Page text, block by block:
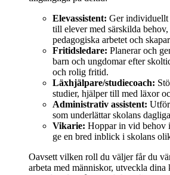
Elevassistent: Ger individuellt
till elever med särskilda
pedagogiska arbetet och
Fritidsledare: Planerar och
barn och ungdomar efter
och rolig fritid.
Läxhjälpare/studiecoach:
studier, hjälper till med läxor
Administrativ assistent:
som underlättar skolans
Vikarie: Hoppar in vid behov
ge en bred inblick i skolans
Oavsett vilken roll du väljer får du
arbeta med människor, utveckla